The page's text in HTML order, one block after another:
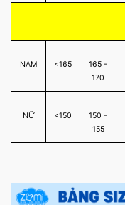
NAM <165
165 -
170
NỮ <150
150 -
155